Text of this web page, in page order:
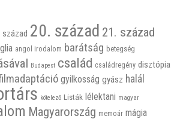
század 20. század 21. század
angol irodalom barátság betegség
Budapest család családregény disztópia
gyilkosság gyász halál
kötelező Listák lélektani magyar
Magyarország memoár mágia